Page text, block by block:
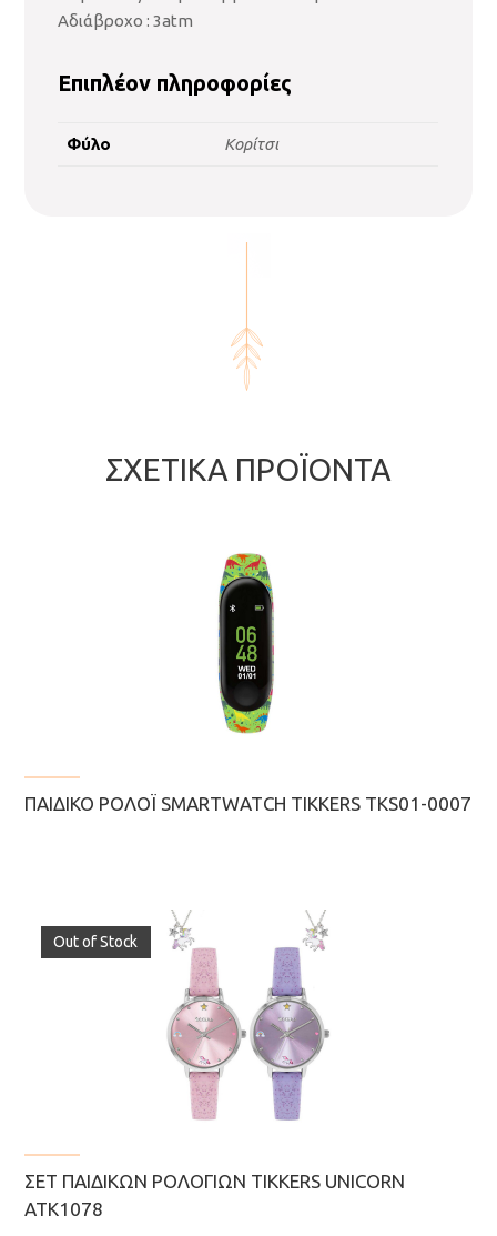
Αδιάβροχο : 3atm
Επιπλέον πληροφορίες
Φύλο Κορίτσι
ΣΧΕΤΙΚΆ ΠΡΟΪΌΝΤΑ
ΠΑΙΔΙΚΌ ΡΟΛΌΙ SMARTWATCH TIKKERS TKS01-0007
Out of Stock
ΣΕΤ ΠΑΙΔΙΚΏΝ ΡΟΛΟΓΙΏΝ TIKKERS UNICORN
ATK1078